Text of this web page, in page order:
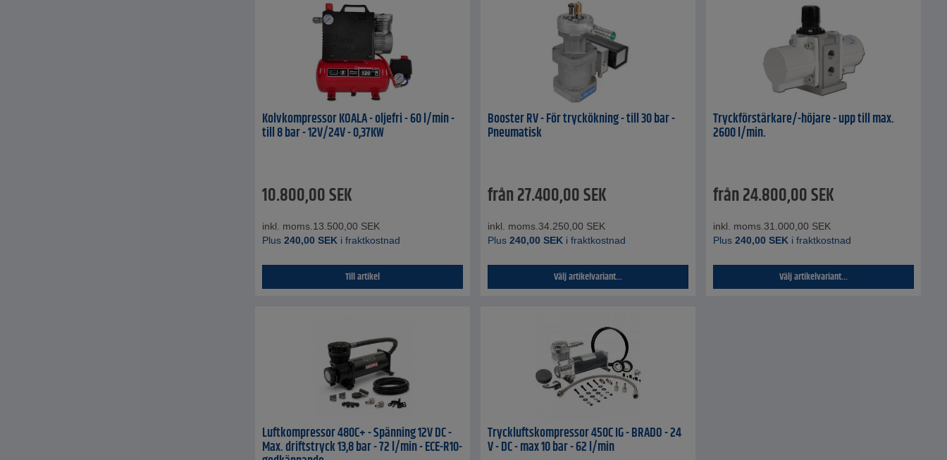
Kolvkompressor KOALA - oljefri - 60 l/min -
till 8 bar - 12V/24V - 0,37KW
10.800,00SEK
inkl. moms.13.500,00 SEK
Plus 240,00 SEK i fraktkostnad
Till artikel
Booster RV - För tryckökning - till 30 bar -
Pneumatisk
från27.400,00SEK
inkl. moms.34.250,00 SEK
Plus 240,00 SEK i fraktkostnad
Välj artikelvariant...
Tryckförstärkare/-höjare - upp till max.
2600 l/min.
från24.800,00SEK
inkl. moms.31.000,00 SEK
Plus 240,00 SEK i fraktkostnad
Välj artikelvariant...
Luftkompressor 480C+ - Spänning 12V DC -
Max. driftstryck 13,8 bar - 72 l/min - ECE-R10-
Tryckluftskompressor 450C IG - BRADO - 24
V - DC - max 10 bar - 62 l/min